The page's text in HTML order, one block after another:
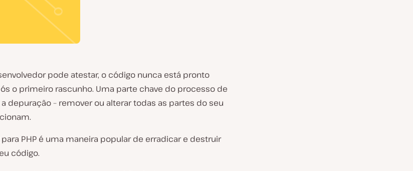
pode atestar, o código nunca está pronto
o primeiro rascunho. Uma parte chave do processo de
depuração – remover ou alterar todas as partes do seu
PHP é uma maneira popular de erradicar e destruir
código.